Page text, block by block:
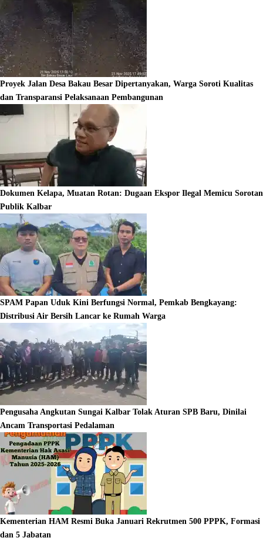
Proyek Jalan Desa Bakau Besar Dipertanyakan, Warga Soroti Kualitas
dan Transparansi Pelaksanaan Pembangunan
Dokumen Kelapa, Muatan Rotan: Dugaan Ekspor Ilegal Memicu Sorotan
Publik Kalbar
SPAM Papan Uduk Kini Berfungsi Normal, Pemkab Bengkayang:
Distribusi Air Bersih Lancar ke Rumah Warga
Pengusaha Angkutan Sungai Kalbar Tolak Aturan SPB Baru, Dinilai
Ancam Transportasi Pedalaman
Kementerian HAM Resmi Buka Januari Rekrutmen 500 PPPK, Formasi
dan 5 Jabatan